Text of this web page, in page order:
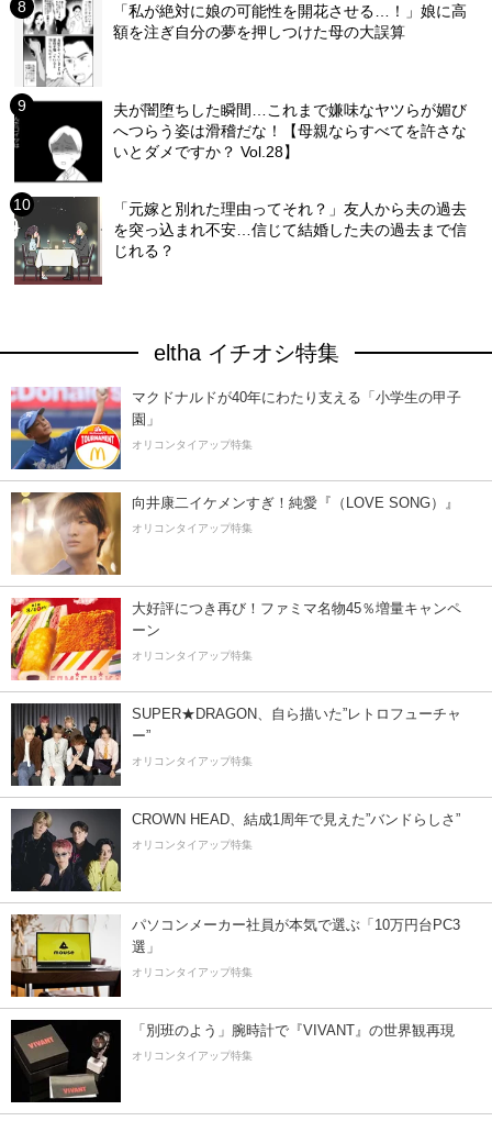
「私が絶対に娘の可能性を開花させる…！」娘に高
額を注ぎ自分の夢を押しつけた母の大誤算
夫が闇堕ちした瞬間…これまで嫌味なヤツらが媚び
へつらう姿は滑稽だな！【母親ならすべてを許さな
いとダメですか？ Vol.28】
「元嫁と別れた理由ってそれ？」友人から夫の過去
を突っ込まれ不安…信じて結婚した夫の過去まで信
じれる？
eltha イチオシ特集
マクドナルドが40年にわたり支える「小学生の甲子
園」
オリコンタイアップ特集
向井康二イケメンすぎ！純愛『（LOVE SONG）』
オリコンタイアップ特集
大好評につき再び！ファミマ名物45％増量キャンペ
ーン
オリコンタイアップ特集
SUPER★DRAGON、自ら描いた”レトロフューチャ
ー”
オリコンタイアップ特集
CROWN HEAD、結成1周年で見えた”バンドらしさ”
オリコンタイアップ特集
パソコンメーカー社員が本気で選ぶ「10万円台PC3
選」
オリコンタイアップ特集
「別班のよう」腕時計で『VIVANT』の世界観再現
オリコンタイアップ特集